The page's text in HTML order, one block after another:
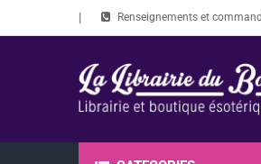
Renseignements et